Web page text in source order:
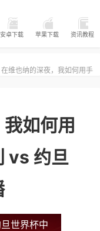
安卓下载 苹果下载 资讯教程
在维也纳的深夜，我如何用手
如何用
vs 约旦
世界杯中